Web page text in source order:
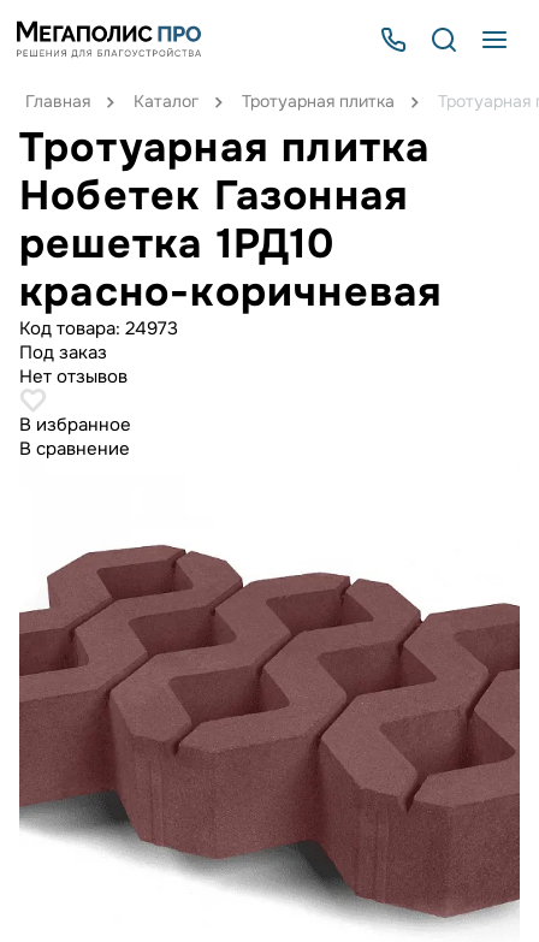
Главная Каталог Тротуарная плитка Тротуарная
Тротуарная плитка
Нобетек Газонная
решетка 1РД10
красно-коричневая
Код товара: 24973
Под заказ
Нет отзывов
В избранное
В сравнение